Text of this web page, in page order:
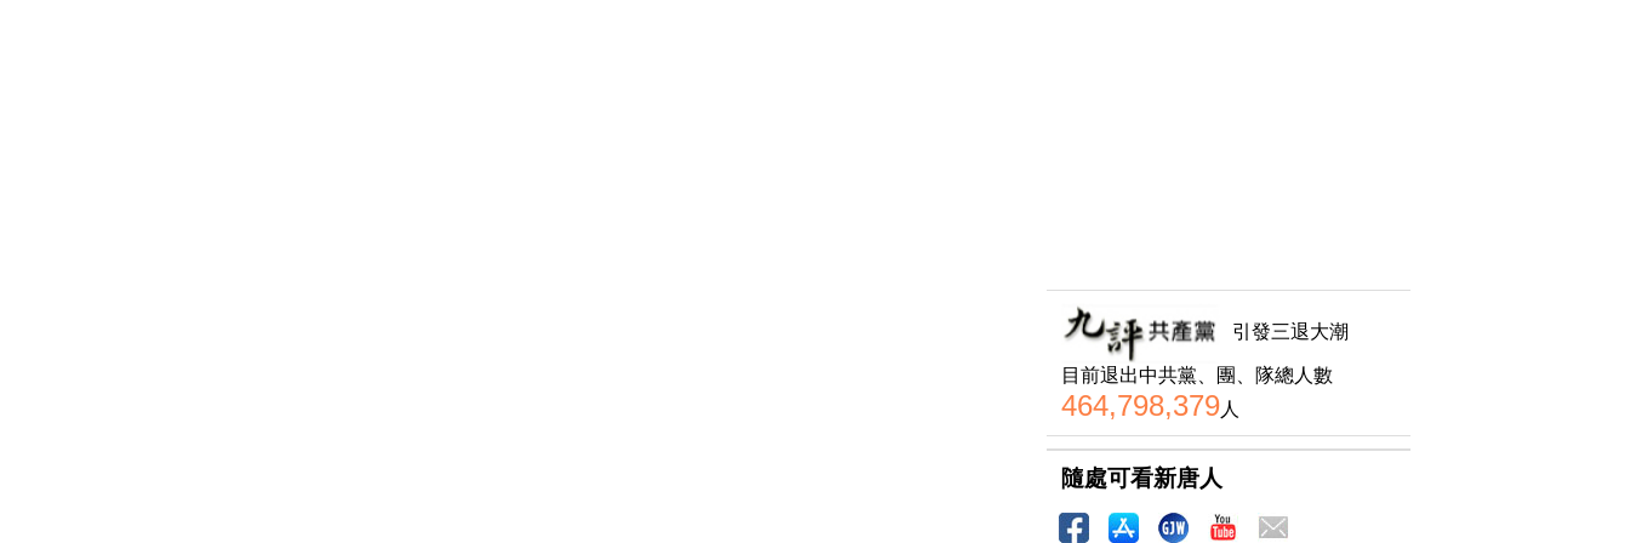
引發三退大潮
目前退出中共黨、團、隊總人數
464,798,379人
隨處可看新唐人